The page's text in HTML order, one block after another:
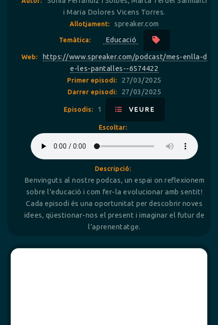
i Maria Dolores Vicens Torres.
Allotjament: spreaker.com
Temàtica: Educació
Web:
https://www.spreaker.com/podcast/mes-enlla-d
e-les-pantalles--6574422
Primer episodi: 27/03/2025
Darrer episodi: 27/03/2025
Episodis: 1 VEURE
Escoltar:
Descripció:
Benvinguts al nostre podcas, un espai on reflexionem
sobre l’educació i com fer-la evolucionar amb sentit!
Cada episodi és una oportunitat per descobrir noves
idees, qüestionar-nos el present i imaginar el futur de
l’aprenentatge.